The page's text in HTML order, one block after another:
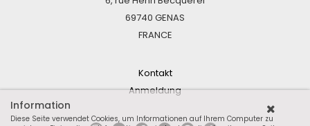
69740 GENAS
FRANCE
Kontakt
Anmeldung
Information
Diese Seite verwendet Cookies, um Informationen auf Ihrem Computer zu